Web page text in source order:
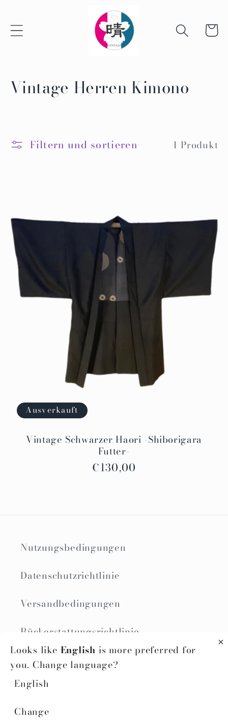
springen
S
m
g
Vintage Herren Kimono
Filtern und sortieren 1 Produkt
Ausverkauft
Vintage Schwarzer Haori -Shiborigara
Futter-
Regulärer
€130,00
Nutzungsbedingungen
Datenschutzrichtlinie
Versandbedingungen
Rückerstattungsrichtlinie
Widerrufsformular
Kimono-Führer
Looks like English is more preferred for
you. Change language?
English
Change